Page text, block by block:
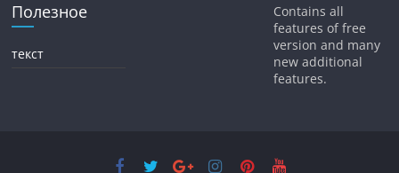
Полезное
текст
Contains all
features of free
version and many
new additional
features.